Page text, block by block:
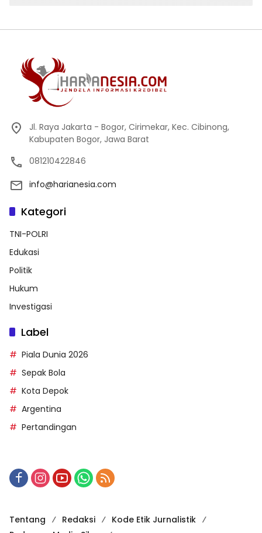
Jl. Raya Jakarta - Bogor, Cirimekar, Kec. Cibinong,
Kabupaten Bogor, Jawa Barat
081210422846
info@harianesia.com
Kategori
TNI-POLRI
Edukasi
Politik
Hukum
Investigasi
Label
Piala Dunia 2026
Sepak Bola
Kota Depok
Argentina
Pertandingan
Tentang Redaksi
Kode Etik Jurnalistik